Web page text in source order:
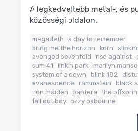
A legkedveltebb metal-, és
közösségi oldalon.
megadeth
a day to remember
bring me the horizon
korn
avenged sevenfold
rise against
sum 41
linkin park marilyn
system of a down
blink 182
evanescence
rammstein
black
iron maiden
pantera the
fall out boy ozzy osbourne